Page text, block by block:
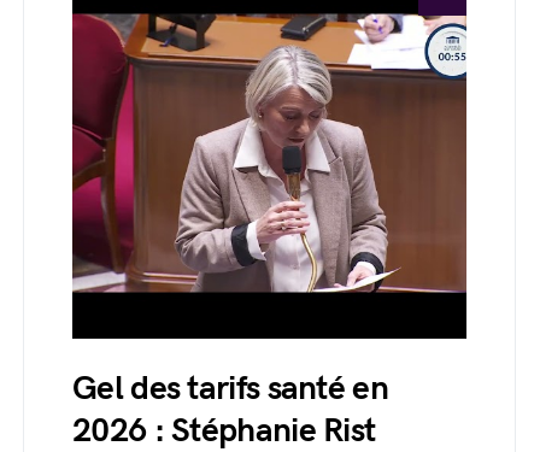
Gel des tarifs santé en
2026 : Stéphanie Rist